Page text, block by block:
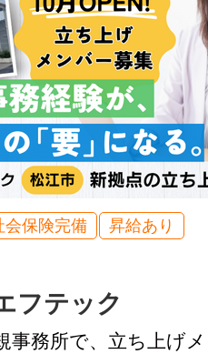
会保険完備
昇給あり
フテック
事務所で、立ち上げ